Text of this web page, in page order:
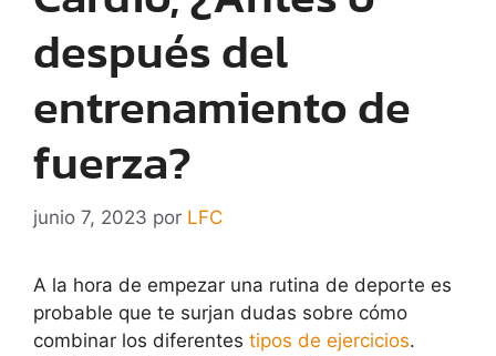
después del
entrenamiento de
fuerza?
junio 7, 2023 por LFC
A la hora de empezar una rutina de deporte es
probable que te surjan dudas sobre cómo
combinar los diferentes tipos de ejercicios.